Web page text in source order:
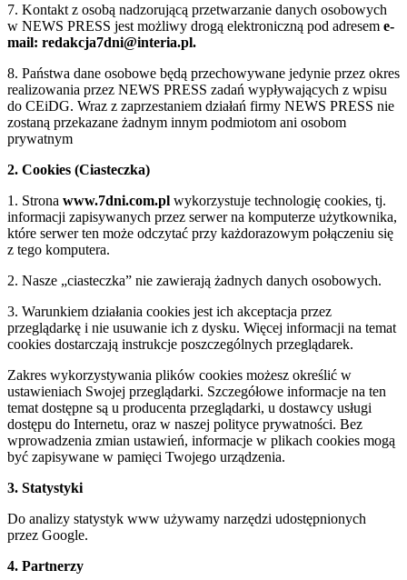
7. Kontakt z osobą nadzorującą przetwarzanie danych osobowych
w NEWS PRESS jest możliwy drogą elektroniczną pod adresem e-
mail: redakcja7dni@interia.pl.
8. Państwa dane osobowe będą przechowywane jedynie przez okres
realizowania przez NEWS PRESS zadań wypływających z wpisu
do CEiDG. Wraz z zaprzestaniem działań firmy NEWS PRESS nie
zostaną przekazane żadnym innym podmiotom ani osobom
prywatnym
2. Cookies (Ciasteczka)
1. Strona www.7dni.com.pl wykorzystuje technologię cookies, tj.
informacji zapisywanych przez serwer na komputerze użytkownika,
które serwer ten może odczytać przy każdorazowym połączeniu się
z tego komputera.
2. Nasze „ciasteczka” nie zawierają żadnych danych osobowych.
3. Warunkiem działania cookies jest ich akceptacja przez
przeglądarkę i nie usuwanie ich z dysku. Więcej informacji na temat
cookies dostarczają instrukcje poszczególnych przeglądarek.
Zakres wykorzystywania plików cookies możesz określić w
ustawieniach Swojej przeglądarki. Szczegółowe informacje na ten
temat dostępne są u producenta przeglądarki, u dostawcy usługi
dostępu do Internetu, oraz w naszej polityce prywatności. Bez
wprowadzenia zmian ustawień, informacje w plikach cookies mogą
być zapisywane w pamięci Twojego urządzenia.
3. Statystyki
Do analizy statystyk www używamy narzędzi udostępnionych
przez Google.
4. Partnerzy